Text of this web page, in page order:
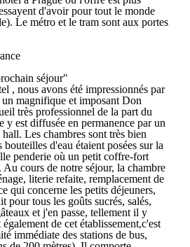
d'avoir pour tout le monde
Le métro et le tram sont aux portes
séjour"
, nous avons été impressionnés par
magnifique et imposant Don
très professionnel de la part du
y est diffusée en permanence par un
Les chambres sont très bien
bouteilles d'eau étaient posées sur la
penderie où un petit coffre-fort
cours de notre séjour, la chambre
literie refaite, remplacement de
qui concerne les petits déjeuners,
pour tous les goûts sucrés, salés,
et j'en passe, tellement il y
de cet établissement,c'est
immédiate des stations de bus,